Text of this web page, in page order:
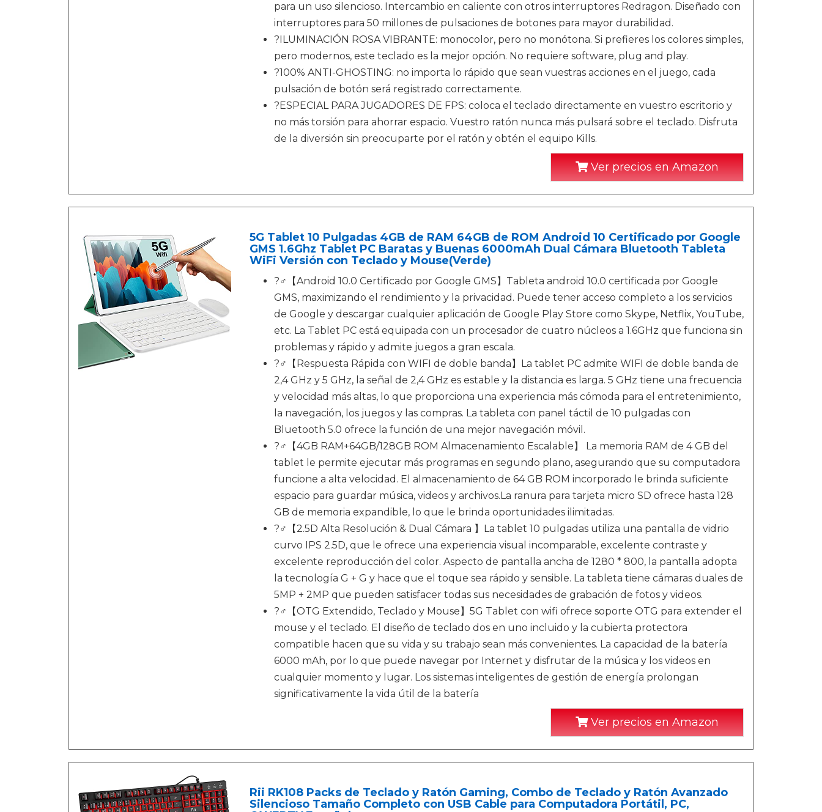
para un uso silencioso. Intercambio en caliente con otros interruptores Redragon. Diseñado con
interruptores para 50 millones de pulsaciones de botones para mayor durabilidad.
?ILUMINACIÓN ROSA VIBRANTE: monocolor, pero no monótona. Si prefieres los colores simples,
pero modernos, este teclado es la mejor opción. No requiere software, plug and play.
?100% ANTI-GHOSTING: no importa lo rápido que sean vuestras acciones en el juego, cada
pulsación de botón será registrado correctamente.
?ESPECIAL PARA JUGADORES DE FPS: coloca el teclado directamente en vuestro escritorio y
no más torsión para ahorrar espacio. Vuestro ratón nunca más pulsará sobre el teclado. Disfruta
de la diversión sin preocuparte por el ratón y obtén el equipo Kills.
Ver precios en Amazon
5G Tablet 10 Pulgadas 4GB de RAM 64GB de ROM Android 10 Certificado por Google
GMS 1.6Ghz Tablet PC Baratas y Buenas 6000mAh Dual Cámara Bluetooth Tableta
WiFi Versión con Teclado y Mouse(Verde)
?‍♂️【Android 10.0 Certificado por Google GMS】Tableta android 10.0 certificada por Google
GMS, maximizando el rendimiento y la privacidad. Puede tener acceso completo a los servicios
de Google y descargar cualquier aplicación de Google Play Store como Skype, Netflix, YouTube,
etc. La Tablet PC está equipada con un procesador de cuatro núcleos a 1.6GHz que funciona sin
problemas y rápido y admite juegos a gran escala.
?‍♂️【Respuesta Rápida con WIFI de doble banda】La tablet PC admite WIFI de doble banda de
2,4 GHz y 5 GHz, la señal de 2,4 GHz es estable y la distancia es larga. 5 GHz tiene una frecuencia
y velocidad más altas, lo que proporciona una experiencia más cómoda para el entretenimiento,
la navegación, los juegos y las compras. La tableta con panel táctil de 10 pulgadas con
Bluetooth 5.0 ofrece la función de una mejor navegación móvil.
?‍♂️【4GB RAM+64GB/128GB ROM Almacenamiento Escalable】 La memoria RAM de 4 GB del
tablet le permite ejecutar más programas en segundo plano, asegurando que su computadora
funcione a alta velocidad. El almacenamiento de 64 GB ROM incorporado le brinda suficiente
espacio para guardar música, videos y archivos.La ranura para tarjeta micro SD ofrece hasta 128
GB de memoria expandible, lo que le brinda oportunidades ilimitadas.
?‍♂️【2.5D Alta Resolución & Dual Cámara 】La tablet 10 pulgadas utiliza una pantalla de vidrio
curvo IPS 2.5D, que le ofrece una experiencia visual incomparable, excelente contraste y
excelente reproducción del color. Aspecto de pantalla ancha de 1280 * 800, la pantalla adopta
la tecnología G + G y hace que el toque sea rápido y sensible. La tableta tiene cámaras duales de
5MP + 2MP que pueden satisfacer todas sus necesidades de grabación de fotos y videos.
?‍♂️【OTG Extendido, Teclado y Mouse】5G Tablet con wifi ofrece soporte OTG para extender el
mouse y el teclado. El diseño de teclado dos en uno incluido y la cubierta protectora
compatible hacen que su vida y su trabajo sean más convenientes. La capacidad de la batería
6000 mAh, por lo que puede navegar por Internet y disfrutar de la música y los videos en
cualquier momento y lugar. Los sistemas inteligentes de gestión de energía prolongan
significativamente la vida útil de la batería
Ver precios en Amazon
Rii RK108 Packs de Teclado y Ratón Gaming, Combo de Teclado y Ratón Avanzado
Silencioso Tamaño Completo con USB Cable para Computadora Portátil, PC,